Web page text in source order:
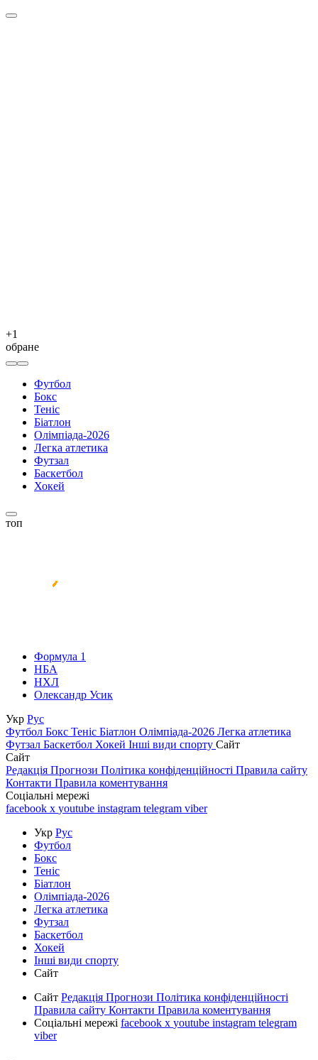
+1
обране
Футбол
Бокс
Теніс
Біатлон
Олімпіада-2026
Легка атлетика
Футзал
Баскетбол
Хокей
топ
Формула 1
НБА
НХЛ
Олександр Усик
Укр Рус
Футбол Бокс Теніс Біатлон Олімпіада-2026 Легка атлетика
Футзал Баскетбол Хокей Інші види спорту Сайт
Сайт
Редакція Прогнози Політика конфіденційності Правила сайту
Контакти Правила коментування
Соціальні мережі
facebook x youtube instagram telegram viber
Укр Рус
Футбол
Бокс
Теніс
Біатлон
Олімпіада-2026
Легка атлетика
Футзал
Баскетбол
Хокей
Інші види спорту
Сайт
Сайт Редакція Прогнози Політика конфіденційності
Правила сайту Контакти Правила коментування
Соціальні мережі facebook x youtube instagram telegram
viber